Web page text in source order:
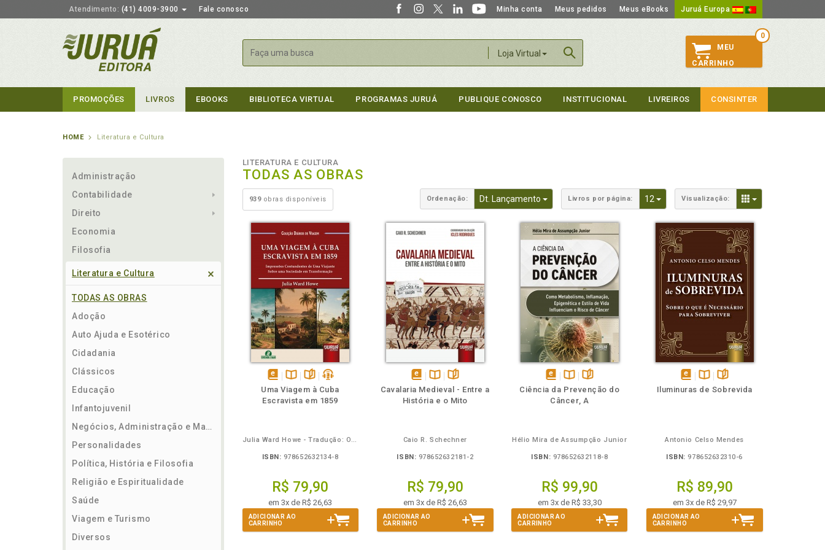
Atendimento: (41) 4009-3900 Fale conosco Minha conta Meus pedidos Meus eBooks Juruá Europa
Loja Virtual
Buscar
0
MEU
CARRINHO
PROMOÇÕES LIVROS EBOOKS BIBLIOTECA VIRTUAL PROGRAMAS JURUÁ PUBLIQUE CONOSCO INSTITUCIONAL LIVREIROS CONSINTER
HOME Literatura e Cultura
Administração
Contabilidade
Direito
Economia
Filosofia
Literatura e Cultura
TODAS AS OBRAS
Adoção
Auto Ajuda e Esotérico
Cidadania
Clássicos
Educação
Infantojuvenil
Negócios, Administração e Marketing
Personalidades
Política, História e Filosofia
Religião e Espiritualidade
Saúde
Viagem e Turismo
Diversos
LITERATURA E CULTURA
TODAS AS OBRAS
939obras disponíveis Ordenação: Dt. Lançamento Toggle Dropdown
Livros por página: 12 Toggle Dropdown
Visualização: Toggle Dropdown
disponível
em
Disponível
na
páginaspodcast
Uma Viagem à Cuba
Escravista em 1859
Julia Ward Howe - Tradução: Osvaldo Ferreira de Carvalho
ISBN: 978652632134-8
R$ 79,90
em 3x de R$ 26,63
ADICIONAR AO
CARRINHO
Também
disponível
em
Também
Disponível
na
páginas
Cavalaria Medieval - Entre a
História e o Mito
Caio R. Schechner
ISBN: 978652632181-2
R$ 79,90
em 3x de R$ 26,63
ADICIONAR AO
CARRINHO
disponível
em
Também
Disponível
na
Folheie
páginas
Ciência da Prevenção do
Câncer, A
Hélio Mira de Assumpção Junior
ISBN: 978652632118-8
R$ 99,90
em 3x de R$ 33,30
ADICIONAR AO
CARRINHO
disponível
Também
Disponível
Folheie
páginas
Iluminuras de Sobrevida
Antonio Celso Mendes
ISBN: 978652632310-6
R$ 89,90
em 3x de R$ 29,97
ADICIONAR AO
CARRINHO